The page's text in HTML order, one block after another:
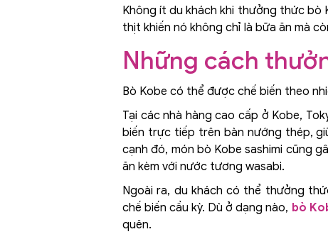
Không ít du khách khi thưởng thức bò
thịt khiến nó không chỉ là bữa ăn mà
Những cách
Bò Kobe có thể được chế biến theo
Tại các nhà hàng cao cấp ở Kobe,
biến trực tiếp trên bàn nướng thép,
cạnh đó, món bò Kobe sashimi cũng
ăn kèm với nước tương wasabi.
Ngoài ra, du khách có thể thưởng
chế biến cầu kỳ. Dù ở dạng nào, bò
quên.